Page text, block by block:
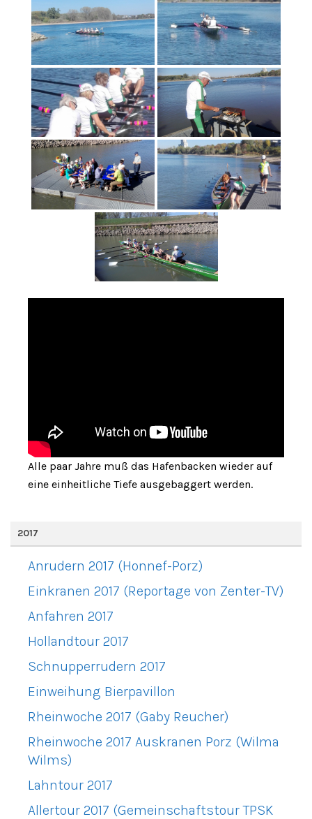
Alle paar Jahre muß das Hafenbacken wieder auf
eine einheitliche Tiefe ausgebaggert werden.
2017
Anrudern 2017 (Honnef-Porz)
Einkranen 2017 (Reportage von Zenter-TV)
Anfahren 2017
Hollandtour 2017
Schnupperrudern 2017
Einweihung Bierpavillon
Rheinwoche 2017 (Gaby Reucher)
Rheinwoche 2017 Auskranen Porz (Wilma
Wilms)
Lahntour 2017
Allertour 2017 (Gemeinschaftstour TPSK